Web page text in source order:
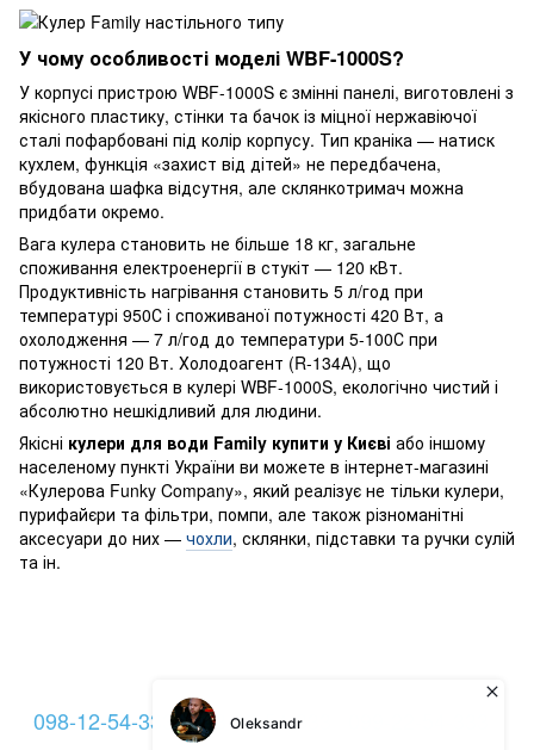
У чому особливості моделі WBF-1000S?
У корпусі пристрою WBF-1000S є змінні панелі, виготовлені з
якісного пластику, стінки та бачок із міцної нержавіючої
сталі пофарбовані під колір корпусу. Тип краніка — натиск
кухлем, функція «захист від дітей» не передбачена,
вбудована шафка відсутня, але склянкотримач можна
придбати окремо.
Вага кулера становить не більше 18 кг, загальне
споживання електроенергії в стукіт — 120 кВт.
Продуктивність нагрівання становить 5 л/год при
температурі 950С і споживаної потужності 420 Вт, а
охолодження — 7 л/год до температури 5-100С при
потужності 120 Вт. Холодоагент (R-134А), що
використовується в кулері WBF-1000S, екологічно чистий і
абсолютно нешкідливий для людини.
Якісні кулери для води Family купити у Києві або іншому
населеному пункті України ви можете в інтернет-магазині
«Кулерова Funky Company», який реалізує не тільки кулери,
пурифайєри та фільтри, помпи, але також різноманітні
аксесуари до них — чохли, склянки, підставки та ручки сулій
та ін.
098-12-54-333 093-12-54-333